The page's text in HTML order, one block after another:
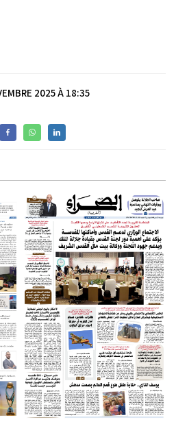
2025 À 18:35